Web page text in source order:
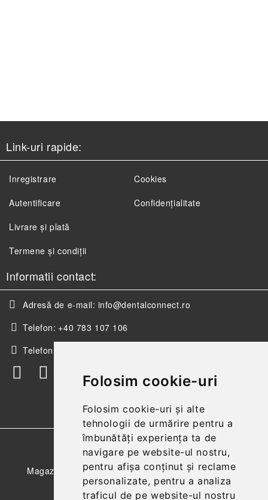
Folosim cookie-uri
Folosim cookie-uri și alte
tehnologii de urmărire pentru a
îmbunătăți experiența ta de
navigare pe website-ul nostru,
pentru afișa conținut și reclame
personalizate, pentru a analiza
traficul de pe website-ul nostru
Link-uri rapide:
Inregistrare
Autentificare
Livrare și plată
Termene și condiții
Cookies
Confidențialitate
Informatii contact:
Adresă de e-mail: info@dentalconnect.ro
Telefon: +40 783 107 106
Telefon:
Magazinul nostru respecta 100% prevederile GDPR.
Citeste politica de confidentialitate